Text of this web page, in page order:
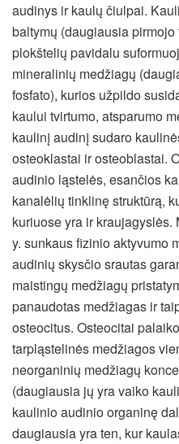
audinys ir kaulų čiulpai.
baltymų (daugiausia
plokštelių pavidalu
mineralinių medžiagų
fosfato), kurios užpildo
kaului tvirtumo, atsparumo
kaulinį audinį sudaro
osteoklastai ir osteoblastai.
audinio ląstelės, esančios
kanalėlių tinklinę struktūrą,
kuriuose yra ir kraujagyslės.
y. sunkaus fizinio aktyvumo
audinių skysčio srautas
maistingų medžiagų
panaudotas medžiagas ir
osteocitus. Osteocitai
tarpląstelinės medžiagos
neorganinių medžiagų
(daugiausia jų yra vaiko
kaulinio audinio organinę
daugiausia yra ten, kur